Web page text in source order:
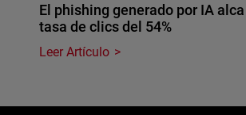
El phishing generado por IA
tasa de clics del 54%
Leer Artículo